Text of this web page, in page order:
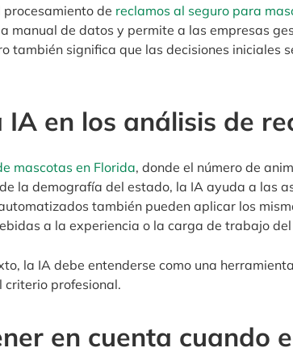
procesamiento de reclamos al seguro para
manual de datos y permite a las empresas
también significa que las decisiones iniciales
IA en los análisis de
mascotas en Florida, donde el número de
la demografía del estado, la IA ayuda a las
también pueden aplicar los
a la experiencia o la carga de trabajo
la IA debe entenderse como una
criterio profesional.
en cuenta cuando